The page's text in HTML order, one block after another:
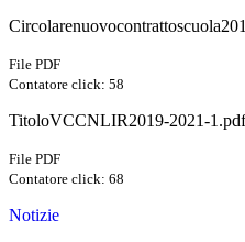
File PDF
Contatore click: 58
TitoloVCCNLIR2019-2021-1.pdf
File PDF
Contatore click: 68
Notizie